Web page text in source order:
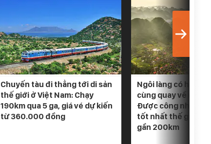
Chuyến tàu đi thẳng tới di sản
thế giới ở Việt Nam: Chạy
190km qua 5 ga, giá vé dự kiến
từ 360.000 đồng
Ngôi làng có hơn
cùng quay về một
Được công nhận
tốt nhất thế giới",
gần 200km